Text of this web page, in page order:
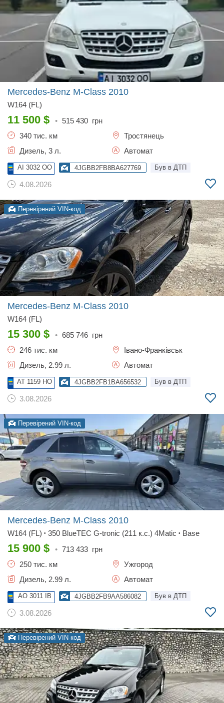
Mercedes-Benz M-Class 2010
W164 (FL)
11 500 $ • 515 430 грн
340 тис. км
Тростянець
Дизель, 3 л.
Автомат
AI 3032 OO 4JGBB2FB8BA627769 Був в ДТП
4.08.2026
Перевірений VIN-код
Mercedes-Benz M-Class 2010
W164 (FL)
15 300 $ • 685 746 грн
246 тис. км
Івано-Франківськ
Дизель, 2.99 л.
Автомат
AT 1159 HO 4JGBB2FB1BA656532 Був в ДТП
3.08.2026
Перевірений VIN-код
Mercedes-Benz M-Class 2010
W164 (FL) • 350 BlueTEC G-tronic (211 к.с.) 4Matic • Base
15 900 $ • 713 433 грн
250 тис. км
Ужгород
Дизель, 2.99 л.
Автомат
AO 3011 IB 4JGBB2FB9AA586082 Був в ДТП
3.08.2026
Перевірений VIN-код